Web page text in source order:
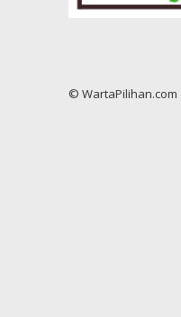
© WartaPilihan.com